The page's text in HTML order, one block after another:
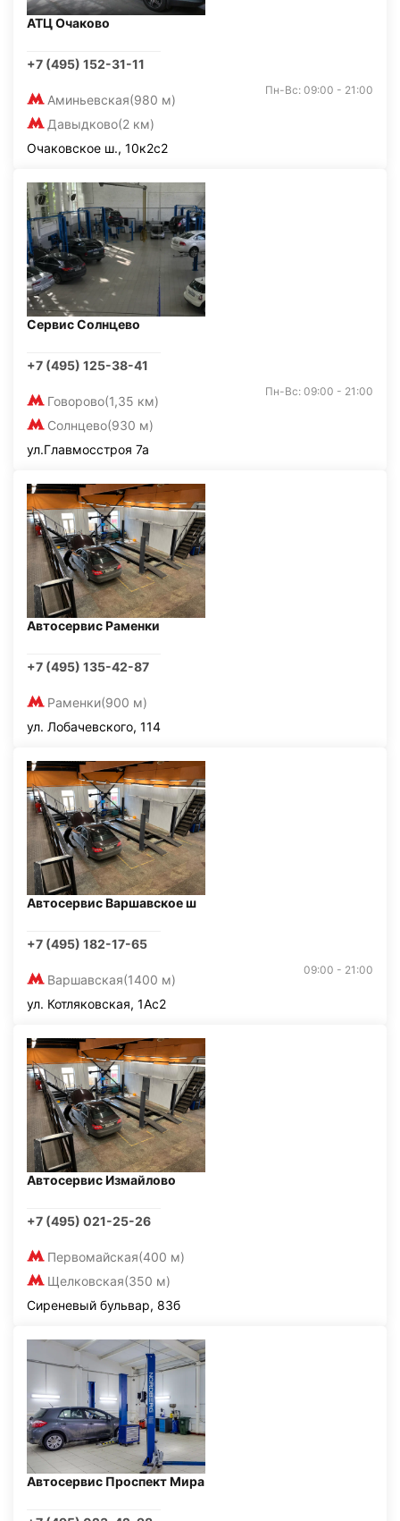
АТЦ Очаково
+7 (495) 152-31-11
Аминьевская(980 м)
Давыдково(2 км)
Пн-Вс: 09:00 - 21:00
Очаковское ш., 10к2с2
Сервис Солнцево
+7 (495) 125-38-41
Говорово(1,35 км)
Солнцево(930 м)
Пн-Вс: 09:00 - 21:00
ул.Главмосстроя 7а
Автосервис Раменки
+7 (495) 135-42-87
Раменки(900 м)
ул. Лобачевского, 114
Автосервис Варшавское ш
+7 (495) 182-17-65
Варшавская(1400 м)
09:00 - 21:00
ул. Котляковская, 1Ас2
Автосервис Измайлово
+7 (495) 021-25-26
Первомайская(400 м)
Щелковская(350 м)
Сиреневый бульвар, 83б
Автосервис Проспект Мира